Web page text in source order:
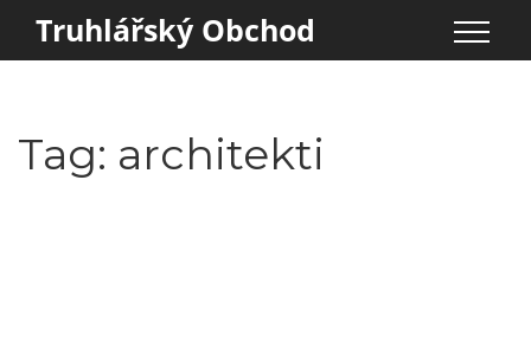
Truhlářský Obchod
Tag: architekti